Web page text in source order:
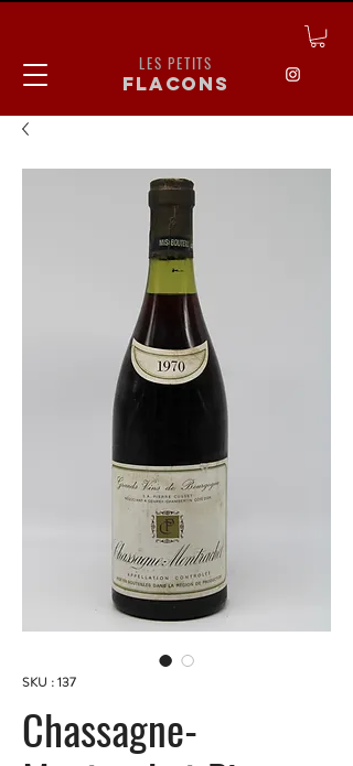
LES PETITS
flacons
SKU : 137
Chassagne-